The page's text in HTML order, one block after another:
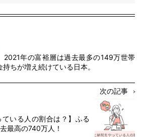
スを行っている。
2021年の富裕層は過去最多の149万世帯
持ちが増え続けている日本。
次の記事
ている人の割合は？】ふる
最高の740万人！